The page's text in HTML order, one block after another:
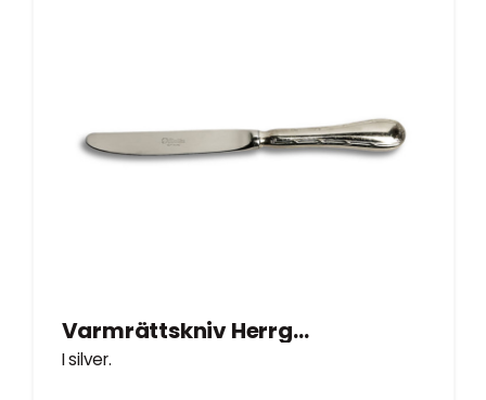
Varmrättskniv Herrgård
I silver.